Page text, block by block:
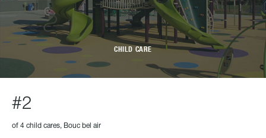
CHILD CARE
#2
of 4 child cares, Bouc bel air